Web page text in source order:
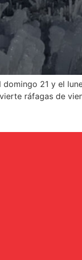
21 y el
ráfagas de